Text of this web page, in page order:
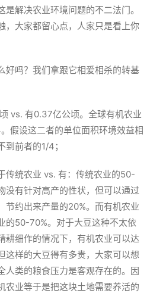
解决农业环境问题的不二法门。
，大家都留心点，人家只是看上你
好吗？我们拿跟它相爱相杀的转基
vs. 有0.37亿公顷。全球有机农业
假设这二者的单位面积环境效益相
前者的1/4；
传统农业 vs. 有：传统农业的50-
没有针对高产的性状，但可以通过
节约出来产量的20%。而有机农业
的50-70%。对于大豆这种不太依
耕细作的情况下，有机农业可以达
这样的大豆得有多贵，大家可以想
人类的粮食压力是客观存在的。因
农业等于是把这块土地需要养活的